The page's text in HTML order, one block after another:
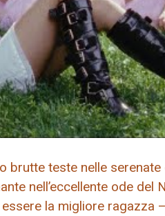
brutte teste nelle serenate
nell’eccellente ode del
la migliore ragazza